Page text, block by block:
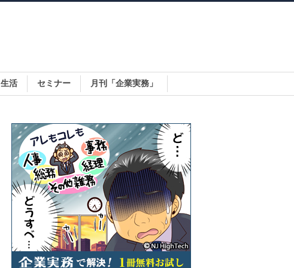
生活 セミナー 月刊「企業実務」